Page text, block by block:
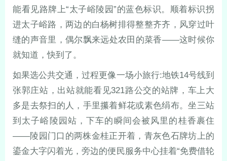
能看见路牌上“太子峪陵园”的蓝色标识。顺着标识拐
进太子峪路，两边的白杨树排得整整齐齐，风穿过叶
缝的声音里，偶尔飘来远处农田的菜香——这时候你
就知道，快到了。
如果选公共交通，过程更像一场小旅行:地铁14号线到
张郭庄站，出站就能看见321路公交的站牌，车上大
多是去祭扫的人，手里攥着鲜花或素色绢布。坐三站
到太子峪陵园站，下车的瞬间会被风里的桂香裹住
——陵园门口的两株金桂正开着，青灰色石牌坊上的
鎏金大字闪着光，旁边的便民服务中心挂着“免费借轮